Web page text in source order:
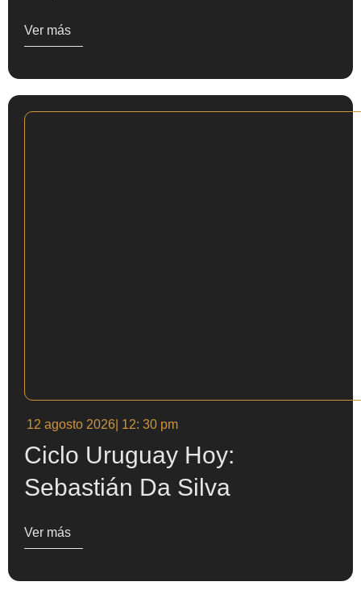
Ver más
12 agosto 2026 | 12: 30 pm
Ciclo Uruguay Hoy:
Sebastián Da Silva
Ver más